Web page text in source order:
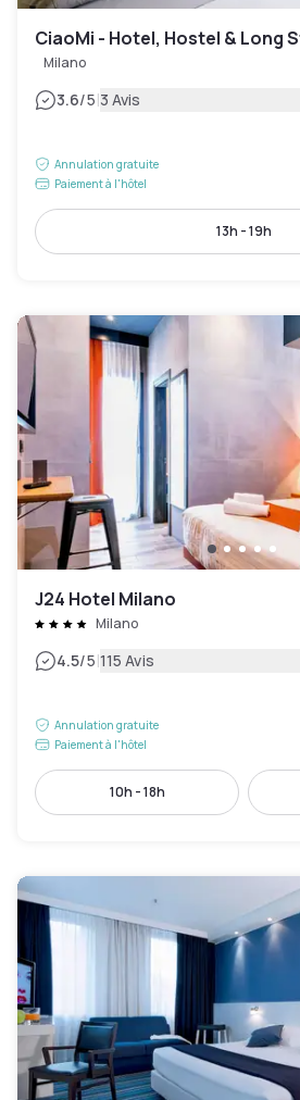
CiaoMi - Hotel, Hostel & Long
Milano
3.6/5|3 Avis
Annulation gratuite
Paiement à l'hôtel
13h - 19h
J24 Hotel Milano
Milano
4.5/5|115 Avis
Annulation gratuite
Paiement à l'hôtel
10h - 18h